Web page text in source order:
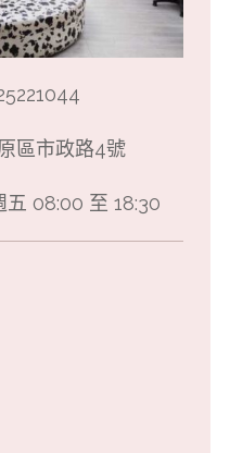
區市政路4號
五 08:00 至 18:30